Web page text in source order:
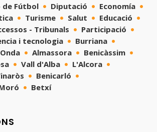
de Fútbol
Diputació
Economía
Turisme Salut
Educació
- Tribunals
Participació
i tecnologia
Burriana
Onda Almassora
Benicàssim
Vall d'Alba
L'Alcora
Benicarló
Betxí